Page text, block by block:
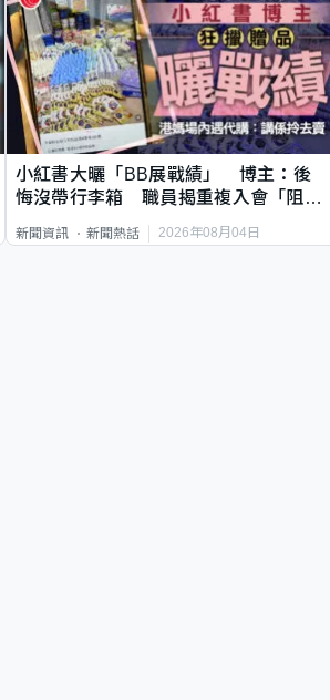
小紅書大曬「BB展戰績」 博主：後
悔沒帶行李箱 職員揭重複入會「阻止
新聞資訊 新聞熱話 2026年08月04日